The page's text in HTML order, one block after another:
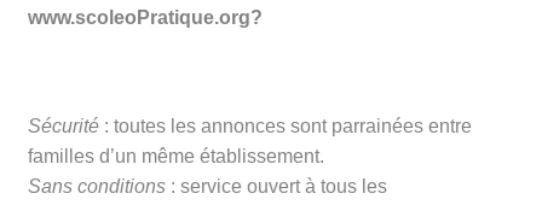
www.scoleoPratique.org?
Sécurité : toutes les annonces sont parrainées entre
familles d’un même établissement.
Sans conditions : service ouvert à tous les